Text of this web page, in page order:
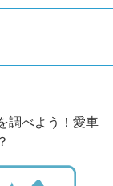
調べよう！愛車